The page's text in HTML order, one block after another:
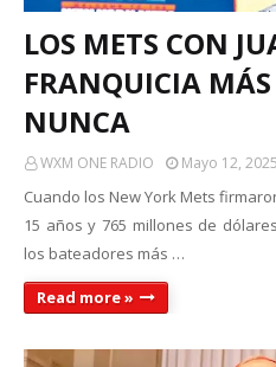
LOS METS CON
FRANQUICIA
NUNCA
WXM ONE RADIO Mayo 12, 2025
Cuando los New York Mets
15 años y 765 millones de
los bateadores más …
Read more »